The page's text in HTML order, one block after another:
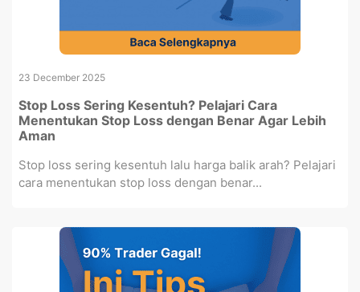
23 December 2025
Stop Loss Sering Kesentuh? Pelajari Cara
Menentukan Stop Loss dengan Benar Agar Lebih
Aman
Stop loss sering kesentuh lalu harga balik arah? Pelajari
cara menentukan stop loss dengan benar...